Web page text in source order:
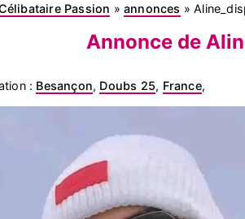
Passion »annonces »
Annonce de
: Besançon, Doubs 25, France,